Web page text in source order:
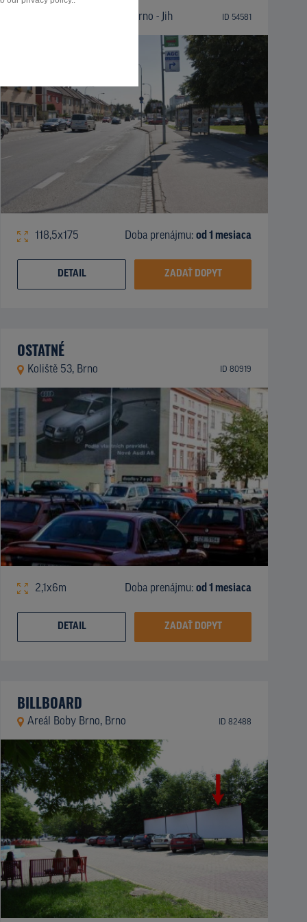
Mariánské náměstí, ZC, Brno - Jih ID 54581
118,5x175 Doba prenájmu: od 1 mesiaca
DETAIL ZADAŤ DOPYT
OSTATNÉ
Koliště 53, Brno ID 80919
2,1x6m Doba prenájmu: od 1 mesiaca
DETAIL ZADAŤ DOPYT
BILLBOARD
Areál Boby Brno, Brno ID 82488